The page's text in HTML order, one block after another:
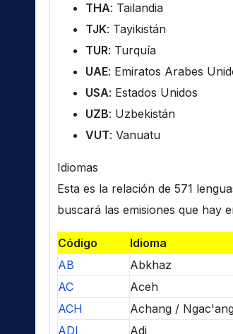
THA: Tailandia
TJK: Tayikistán
TUR: Turquía
UAE: Emiratos Arabes
USA: Estados Unidos
UZB: Uzbekistán
VUT: Vanuatu
Idiomas
Esta es la relación de 571
buscará las emisiones que hay
Código
Idioma
AB
Abkhaz
AC
Aceh
ACH
Achang /
ADI
Adi